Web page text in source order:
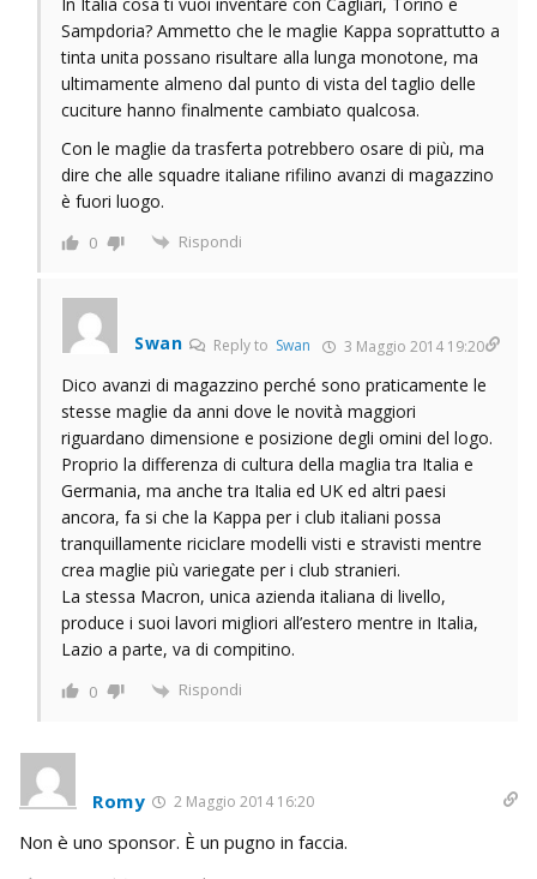
Sampdoria? Ammetto che le maglie Kappa soprattutto a
tinta unita possano risultare alla lunga monotone, ma
ultimamente almeno dal punto di vista del taglio delle
cuciture hanno finalmente cambiato qualcosa.
Con le maglie da trasferta potrebbero osare di più, ma
dire che alle squadre italiane rifilino avanzi di magazzino
è fuori luogo.
0 Rispondi
Swan Reply to Swan 3 Maggio 2014 19:20
Dico avanzi di magazzino perché sono praticamente le
stesse maglie da anni dove le novità maggiori
riguardano dimensione e posizione degli omini del logo.
Proprio la differenza di cultura della maglia tra Italia e
Germania, ma anche tra Italia ed UK ed altri paesi
ancora, fa si che la Kappa per i club italiani possa
tranquillamente riciclare modelli visti e stravisti mentre
crea maglie più variegate per i club stranieri.
La stessa Macron, unica azienda italiana di livello,
produce i suoi lavori migliori all’estero mentre in Italia,
Lazio a parte, va di compitino.
0 Rispondi
Romy 2 Maggio 2014 16:20
Non è uno sponsor. È un pugno in faccia.